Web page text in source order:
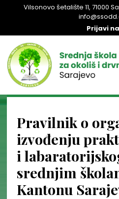
Vilsonovo šetalište 11, 71000
Prijavi
Pravilnik o
izvođenju
i
srednjim
Kantonu